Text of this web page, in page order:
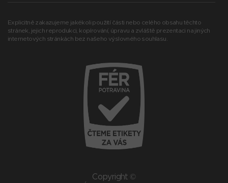
Explicitně zakazujeme jakékoli použití části nebo celého obsahu těchto
stránek, jejich reprodukci, kopírování, úpravu a zvláště prezentaci na jiných
internetových stránkách bez našeho výslovného souhlasu.
Copyright ©